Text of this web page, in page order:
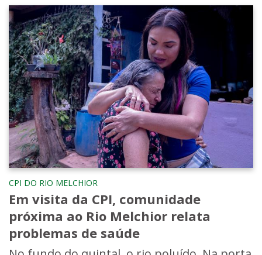
CPI DO RIO MELCHIOR
Em visita da CPI, comunidade
próxima ao Rio Melchior relata
problemas de saúde